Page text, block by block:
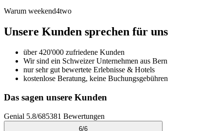
Warum weekend4two
Unsere Kunden sprechen für uns
über 420'000 zufriedene Kunden
Wir sind ein Schweizer Unternehmen aus Bern
nur sehr gut bewertete Erlebnisse & Hotels
kostenlose Beratung, keine Buchungsgebühren
Das sagen unsere Kunden
Genial 5.8/685381 Bewertungen
6/6